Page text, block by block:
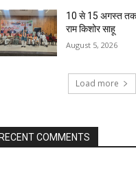
10 से 15 अगस्त तक
राम किशोर साहू
August 5, 2026
Load more
COMMENTS